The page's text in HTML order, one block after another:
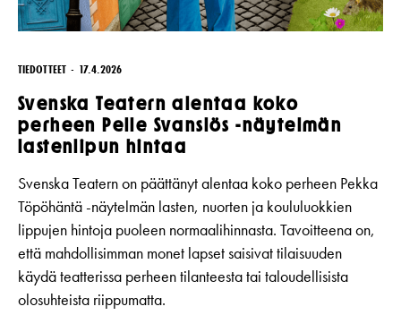
TIEDOTTEET 17.4.2026
Svenska Teatern alentaa koko
perheen Pelle Svanslös -näytelmän
lastenlipun hintaa
Svenska Teatern on päättänyt alentaa koko perheen Pekka
Töpöhäntä -näytelmän lasten, nuorten ja koululuokkien
lippujen hintoja puoleen normaalihinnasta. Tavoitteena on,
että mahdollisimman monet lapset saisivat tilaisuuden
käydä teatterissa perheen tilanteesta tai taloudellisista
olosuhteista riippumatta.